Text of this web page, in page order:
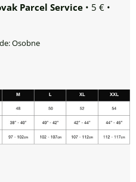
Parcel Service • 5 € •
Osobne